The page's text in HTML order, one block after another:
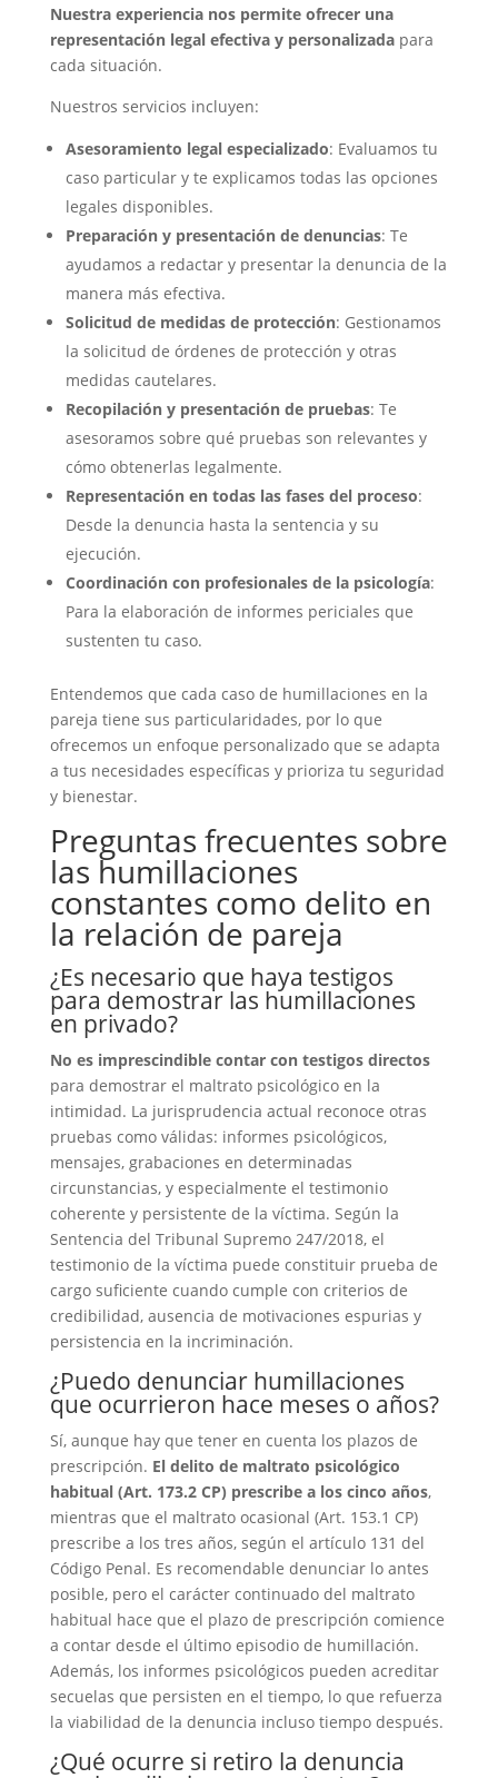
Nuestra experiencia nos permite ofrecer una
representación legal efectiva y personalizadapara
cada situación.
Nuestros servicios incluyen:
Asesoramiento legal especializado: Evaluamos tu
caso particular y te explicamos todas las opciones
legales disponibles.
Preparación y presentación de denuncias: Te
ayudamos a redactar y presentar la denuncia de la
manera más efectiva.
Solicitud de medidas de protección: Gestionamos
la solicitud de órdenes de protección y otras
medidas cautelares.
Recopilación y presentación de pruebas: Te
asesoramos sobre qué pruebas son relevantes y
cómo obtenerlas legalmente.
Representación en todas las fases del proceso:
Desde la denuncia hasta la sentencia y su
ejecución.
Coordinación con profesionales de la psicología:
Para la elaboración de informes periciales que
sustenten tu caso.
Entendemos que cada caso de humillaciones en la
pareja tiene sus particularidades, por lo que
ofrecemos un enfoque personalizado que se adapta
a tus necesidades específicas y prioriza tu seguridad
y bienestar.
Preguntas frecuentes sobre
las humillaciones
constantes como delito en
la relación de pareja
¿Es necesario que haya testigos
para demostrar las humillaciones
en privado?
No es imprescindible contar con testigos directos
para demostrar el maltrato psicológico en la
intimidad. La jurisprudencia actual reconoce otras
pruebas como válidas: informes psicológicos,
mensajes, grabaciones en determinadas
circunstancias, y especialmente el testimonio
coherente y persistente de la víctima. Según la
Sentencia del Tribunal Supremo 247/2018, el
testimonio de la víctima puede constituir prueba de
cargo suficiente cuando cumple con criterios de
credibilidad, ausencia de motivaciones espurias y
persistencia en la incriminación.
¿Puedo denunciar humillaciones
que ocurrieron hace meses o años?
Sí, aunque hay que tener en cuenta los plazos de
prescripción. El delito de maltrato psicológico
habitual (Art. 173.2 CP) prescribe a los cinco años,
mientras que el maltrato ocasional (Art. 153.1 CP)
prescribe a los tres años, según el artículo 131 del
Código Penal. Es recomendable denunciar lo antes
posible, pero el carácter continuado del maltrato
habitual hace que el plazo de prescripción comience
a contar desde el último episodio de humillación.
Además, los informes psicológicos pueden acreditar
secuelas que persisten en el tiempo, lo que refuerza
la viabilidad de la denuncia incluso tiempo después.
¿Qué ocurre si retiro la denuncia